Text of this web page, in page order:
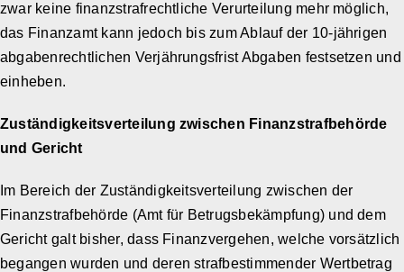
zwar keine finanzstrafrechtliche Verurteilung mehr möglich,
das Finanzamt kann jedoch bis zum Ablauf der 10-jährigen
abgabenrechtlichen Verjährungsfrist Abgaben festsetzen und
einheben.
Zuständigkeitsverteilung zwischen Finanzstrafbehörde
und Gericht
Im Bereich der Zuständigkeitsverteilung zwischen der
Finanzstrafbehörde (Amt für Betrugsbekämpfung) und dem
Gericht galt bisher, dass Finanzvergehen, welche vorsätzlich
begangen wurden und deren strafbestimmender Wertbetrag